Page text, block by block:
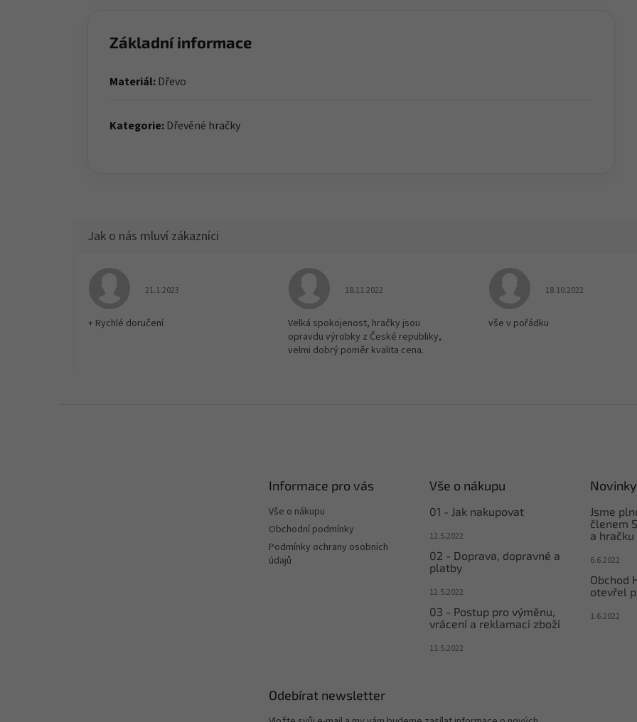
Základní informace
Materiál: Dřevo
Kategorie: Dřevěné hračky
Hodnocení obchodu je 5 z 5 hvězdiček.
21.1.2023
+ Rychlé doručení
Hodnocení obchodu je 5 z 5 hvězdiček.
18.11.2022
Velká spokojenost, hračky jsou
opravdu výrobky z České republiky,
velmi dobrý poměr kvalita cena.
Hodnocení obchodu
18.10.2022
vše v pořádku
Informace pro vás
Vše o nákupu
Obchodní podmínky
Podmínky ochrany osobních
údajů
Vše o nákupu
01 - Jak nakupovat
12.5.2022
02 - Doprava, dopravné a
platby
12.5.2022
03 - Postup pro výměnu,
vrácení a reklamaci zboží
11.5.2022
Novinky
Jsme
členem
a hračku
6.6.2022
Obchod
otevřel
1.6.2022
Odebírat newsletter